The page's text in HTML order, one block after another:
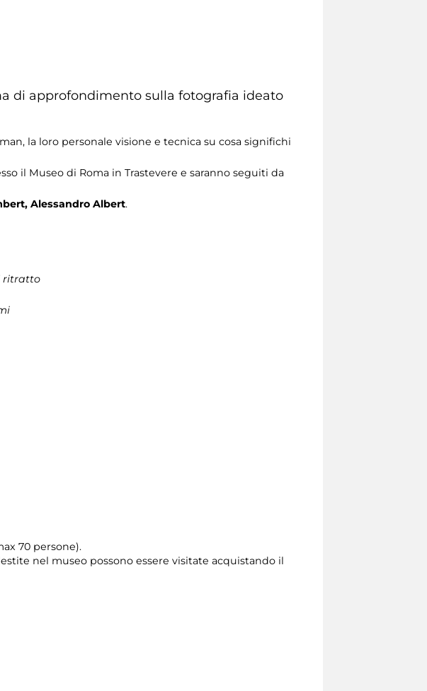
di approfondimento sulla fotografia ideato
la loro personale visione e tecnica su cosa significhi
il Museo di Roma in Trastevere e saranno seguiti da
Alessandro Albert.
ritratto
70 persone).
nel museo possono essere visitate acquistando il